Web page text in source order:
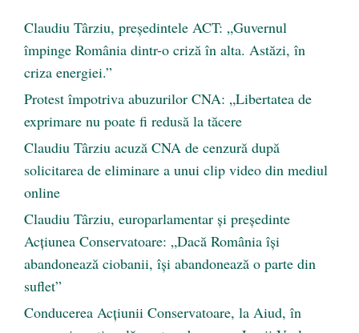
Claudiu Târziu, președintele ACT: „Guvernul
împinge România dintr-o criză în alta. Astăzi, în
criza energiei.”
Protest împotriva abuzurilor CNA: „Libertatea de
exprimare nu poate fi redusă la tăcere
Claudiu Târziu acuză CNA de cenzură după
solicitarea de eliminare a unui clip video din mediul
online
Claudiu Târziu, europarlamentar și președinte
Acțiunea Conservatoare: „Dacă România își
abandonează ciobanii, își abandonează o parte din
suflet”
Conducerea Acțiunii Conservatoare, la Aiud, în